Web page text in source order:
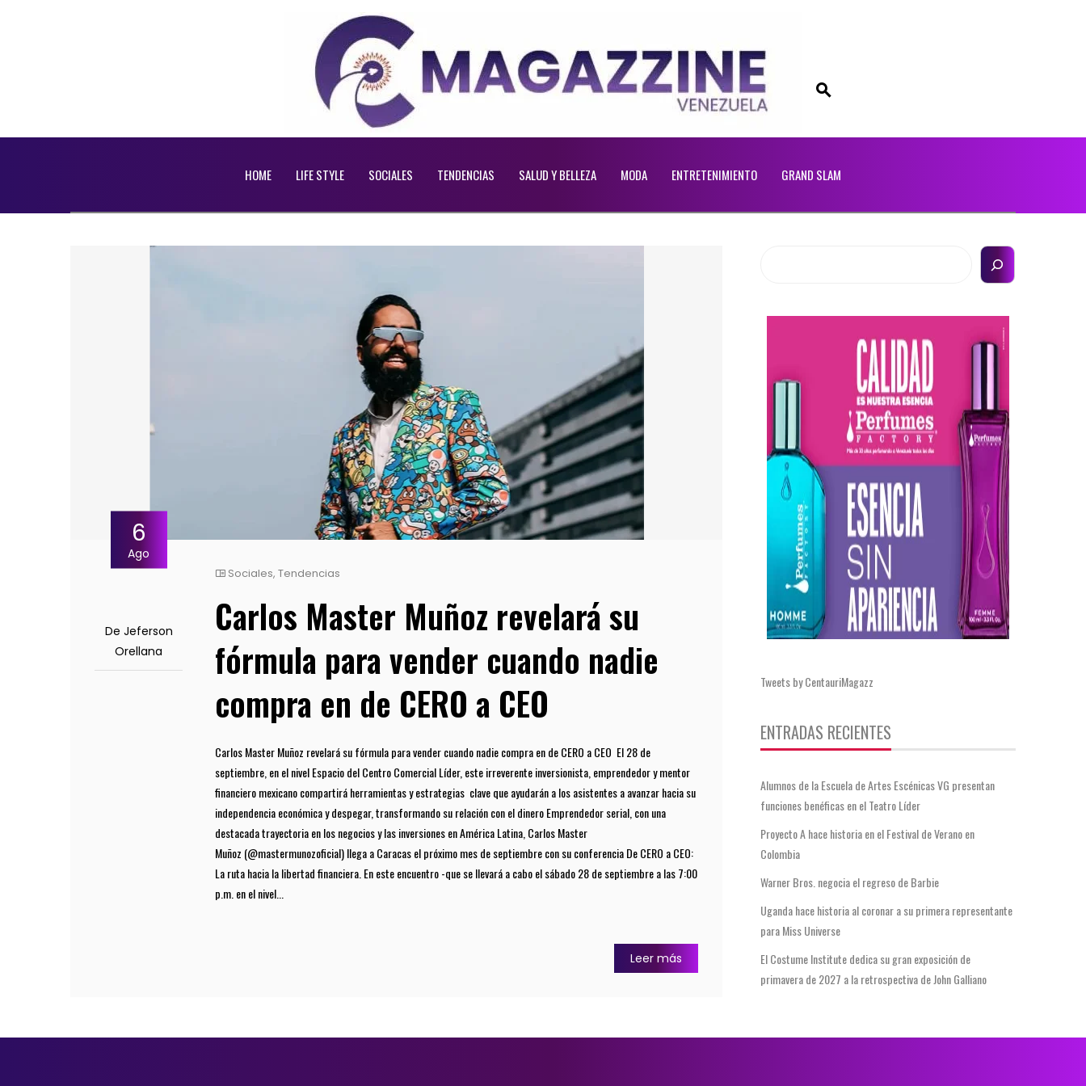
HOME LIFE STYLE SOCIALES TENDENCIAS SALUD Y BELLEZA MODA ENTRETENIMIENTO GRAND SLAM
6
Ago
De Jeferson
Orellana
Sociales,Tendencias
Carlos Master Muñoz revelará su
fórmula para vender cuando nadie
compra en de CERO a CEO
Carlos Master Muñoz revelará su fórmula para vender cuando nadie compra en de CERO a CEO El 28 de
septiembre, en el nivel Espacio del Centro Comercial Líder, este irreverente inversionista, emprendedor y mentor
financiero mexicano compartirá herramientas y estrategias clave que ayudarán a los asistentes a avanzar hacia su
independencia económica y despegar, transformando su relación con el dinero Emprendedor serial, con una
destacada trayectoria en los negocios y las inversiones en América Latina, Carlos Master
Muñoz (@mastermunozoficial) llega a Caracas el próximo mes de septiembre con su conferencia De CERO a CEO:
La ruta hacia la libertad financiera. En este encuentro -que se llevará a cabo el sábado 28 de septiembre a las 7:00
p.m. en el nivel...
Leer más
Tweets by CentauriMagazz
ENTRADAS RECIENTES
Alumnos de la Escuela de Artes Escénicas VG presentan
funciones benéficas en el Teatro Líder
Proyecto A hace historia en el Festival de Verano en
Colombia
Warner Bros. negocia el regreso de Barbie
Uganda hace historia al coronar a su primera representante
para Miss Universe
El Costume Institute dedica su gran exposición de
primavera de 2027 a la retrospectiva de John Galliano